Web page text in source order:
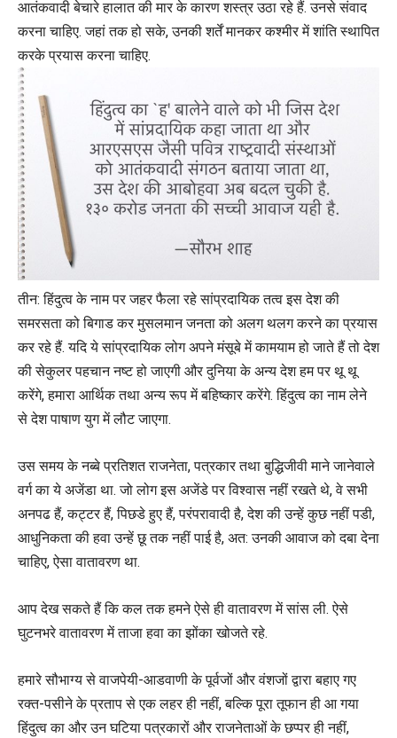
आतंकवादी बेचारे हालात की मार के कारण शस्त्र उठा रहे हैं. उनसे संवाद
करना चाहिए. जहां तक हो सके, उनकी शर्तें मानकर कश्मीर में शांति स्थापित
करके प्रयास करना चाहिए.
तीन: हिंदुत्व के नाम पर जहर फैला रहे सांप्रदायिक तत्व इस देश की
समरसता को बिगाड कर मुसलमान जनता को अलग थलग करने का प्रयास
कर रहे हैं. यदि ये सांप्रदायिक लोग अपने मंसूबे में कामयाम हो जाते हैं तो देश
की सेकुलर पहचान नष्ट हो जाएगी और दुनिया के अन्य देश हम पर थू थू
करेंगे, हमारा आर्थिक तथा अन्य रूप में बहिष्कार करेंगे. हिंदुत्व का नाम लेने
से देश पाषाण युग में लौट जाएगा.
उस समय के नब्बे प्रतिशत राजनेता, पत्रकार तथा बुद्धिजीवी माने जानेवाले
वर्ग का ये अजेंडा था. जो लोग इस अजेंडे पर विश्वास नहीं रखते थे, वे सभी
अनपढ हैं, कट्टर हैं, पिछडे हुए हैं, परंपरावादी है, देश की उन्हें कुछ नहीं पडी,
आधुनिकता की हवा उन्हें छू तक नहीं पाई है, अत: उनकी आवाज को दबा देना
चाहिए, ऐसा वातावरण था.
आप देख सकते हैं कि कल तक हमने ऐसे ही वातावरण में सांस ली. ऐसे
घुटनभरे वातावरण में ताजा हवा का झोंका खोजते रहे.
हमारे सौभाग्य से वाजपेयी-आडवाणी के पूर्वजों और वंशजों द्वारा बहाए गए
रक्त-पसीने के प्रताप से एक लहर ही नहीं, बल्कि पूरा तूफान ही आ गया
हिंदुत्व का और उन घटिया पत्रकारों और राजनेताओं के छप्पर ही नहीं,